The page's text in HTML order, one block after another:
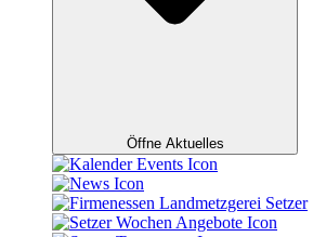
Öffne Aktuelles